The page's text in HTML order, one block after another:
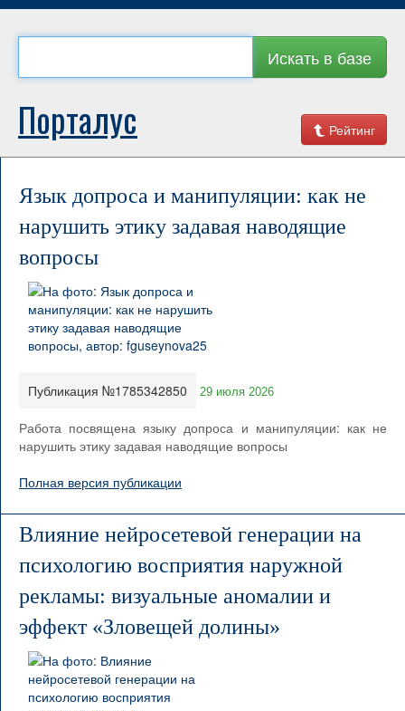
Искать в базе
Рейтинг
Порталус
Язык допроса и манипуляции: как не
нарушить этику задавая наводящие
вопросы
Публикация №1785342850 29 июля 2026
Работа посвящена языку допроса и манипуляции: как не
нарушить этику задавая наводящие вопросы
Полная версия публикации
Влияние нейросетевой генерации на
психологию восприятия наружной
рекламы: визуальные аномалии и
эффект «Зловещей долины»